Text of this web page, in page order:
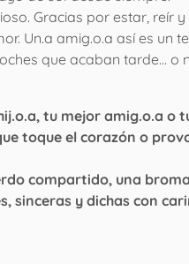
Gracias por estar, reír y
Un.a amig.o.a así es un
que acaban tarde… o
tu mejor amig.o.a o
toque el corazón o
compartido, una
sinceras y dichas con